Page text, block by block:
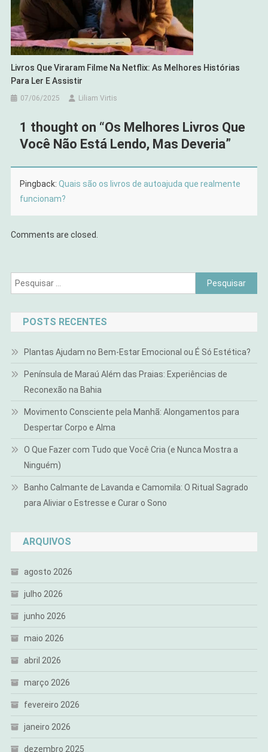
Livros Que Viraram Filme Na Netflix: As Melhores Histórias
Para Ler E Assistir
07/06/2025 Liliam Virtis
1 thought on “Os Melhores Livros Que
Você Não Está Lendo, Mas Deveria”
Pingback: Quais são os livros de autoajuda que realmente
funcionam?
Comments are closed.
Pesquisar
por:
POSTS RECENTES
Plantas Ajudam no Bem-Estar Emocional ou É Só Estética?
Península de Maraú Além das Praias: Experiências de
Reconexão na Bahia
Movimento Consciente pela Manhã: Alongamentos para
Despertar Corpo e Alma
O Que Fazer com Tudo que Você Cria (e Nunca Mostra a
Ninguém)
Banho Calmante de Lavanda e Camomila: O Ritual Sagrado
para Aliviar o Estresse e Curar o Sono
ARQUIVOS
agosto 2026
julho 2026
junho 2026
maio 2026
abril 2026
março 2026
fevereiro 2026
janeiro 2026
dezembro 2025